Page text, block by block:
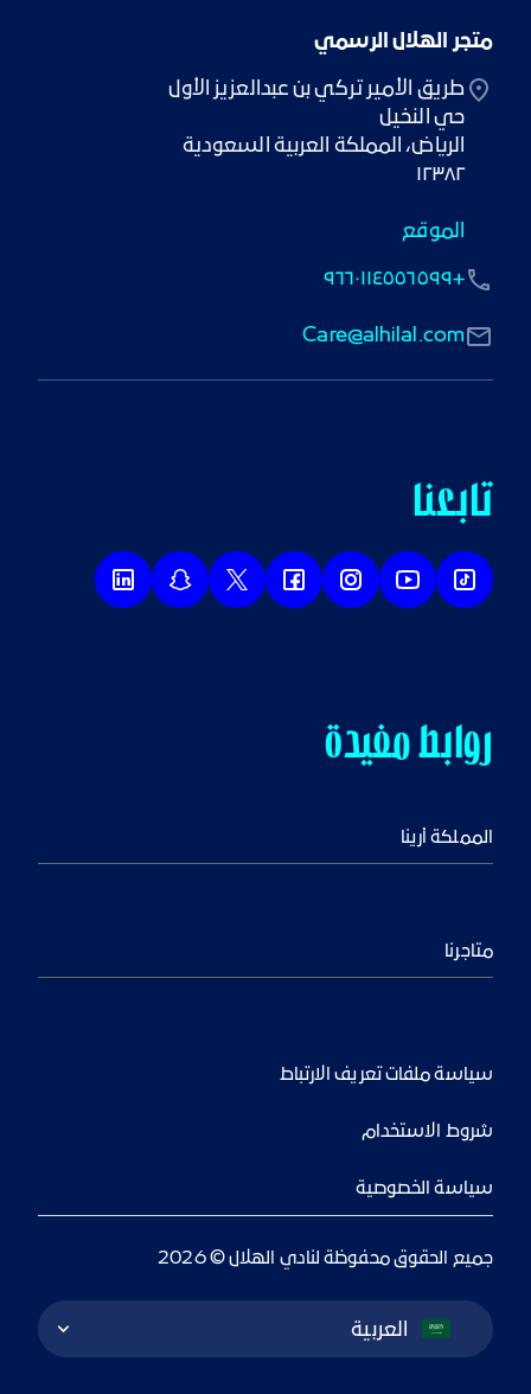
متجر الهلال الرسمي
حي النخيل
١٢٣٨٢
الموقع
Care@alhilal.com
+٩٦٦٠١١٤٥٥٦٥٩٩
روابط مفيدة
المملكة أرينا
متاجرنا
تابعنا
سياسة ملفات تعريف الارتباط
شروط الاستخدام
سياسة الخصوصية
جميع الحقوق محفوظة لنادي الهلال © 2026
Language Switcher
العربية